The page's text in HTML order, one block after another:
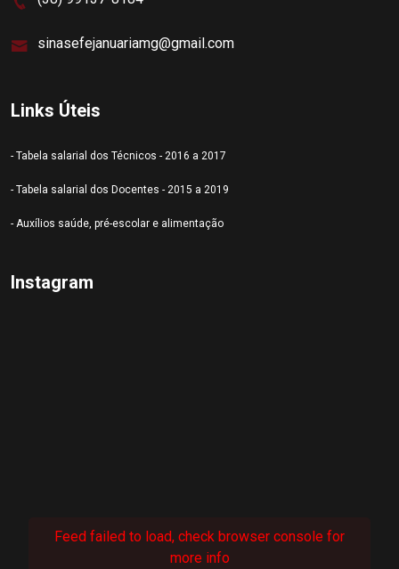
sinasefejanuariamg@gmail.com
Links Úteis
- Tabela salarial dos Técnicos - 2016 a 2017
- Tabela salarial dos Docentes - 2015 a 2019
- Auxílios saúde, pré-escolar e alimentação
Instagram
Feed failed to load, check browser console for
more info